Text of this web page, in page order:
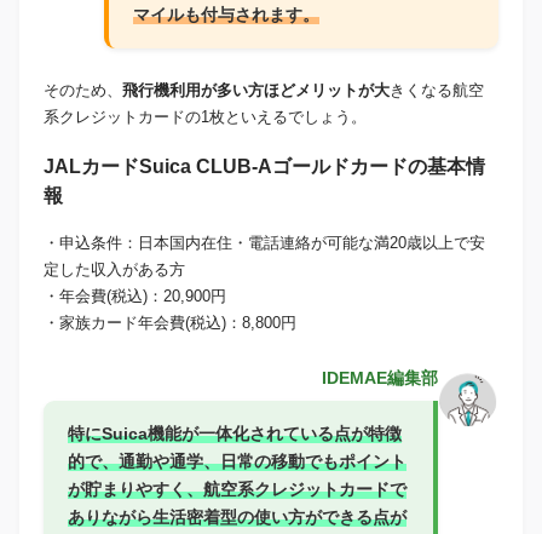
マイルも付与されます。
そのため、 飛行機利用が多い方ほどメリットが大きくなる航空
系クレジットカードの1枚といえるでしょう。
JALカードSuica CLUB-Aゴールドカードの基本情
報
・申込条件：日本国内在住・電話連絡が可能な満20歳以上で安
定した収入がある方
・年会費(税込)：20,900円
・家族カード年会費(税込)：8,800円
IDEMAE編集部
特にSuica機能が一体化されている点が特徴
的で、通勤や通学、日常の移動でもポイント
が貯まりやすく、航空系クレジットカードで
ありながら生活密着型の使い方ができる点が